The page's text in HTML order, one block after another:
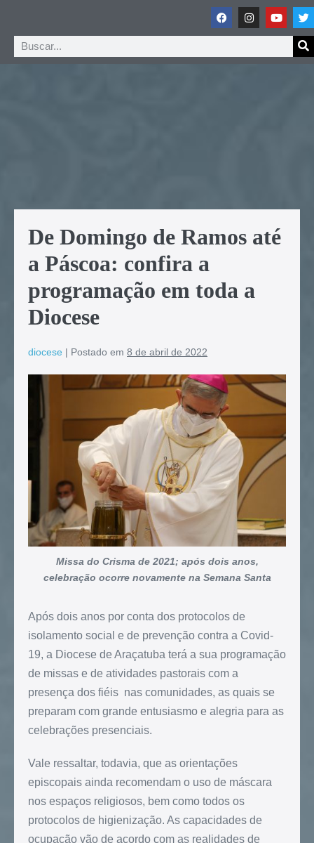
De Domingo de Ramos até
a Páscoa: confira a
programação em toda a
Diocese
diocese | Postado em 8 de abril de 2022
Missa do Crisma de 2021; após dois anos,
celebração ocorre novamente na Semana Santa
Após dois anos por conta dos protocolos de
isolamento social e de prevenção contra a Covid-
19, a Diocese de Araçatuba terá a sua programação
de missas e de atividades pastorais com a
presença dos fiéis nas comunidades, as quais se
preparam com grande entusiasmo e alegria para as
celebrações presenciais.
Vale ressaltar, todavia, que as orientações
episcopais ainda recomendam o uso de máscara
nos espaços religiosos, bem como todos os
protocolos de higienização. As capacidades de
ocupação vão de acordo com as realidades de